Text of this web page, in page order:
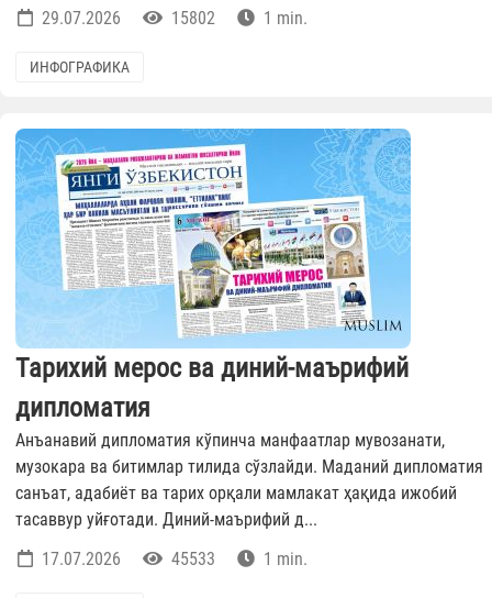
29.07.2026
15802 1 min.
ИНФОГРАФИКА
Тарихий мерос ва диний-маърифий
дипломатия
Анъанавий дипломатия кўпинча манфаатлар мувозанати,
музокара ва битимлар тилида сўзлайди. Маданий дипломатия
санъат, адабиёт ва тарих орқали мамлакат ҳақида ижобий
тасаввур уйғотади. Диний-маърифий д...
17.07.2026
45533 1 min.